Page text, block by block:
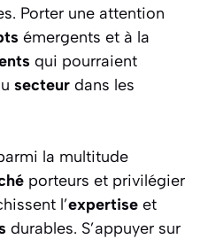
Porter une attention
émergents et à la
qui pourraient
secteur dans les
la multitude
porteurs et privilégier
l’expertise et
durables. S’appuyer sur